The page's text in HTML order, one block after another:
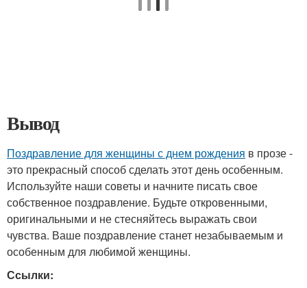
Вывод
Поздравление для женщины с днем рождения в прозе -
это прекрасный способ сделать этот день особенным.
Используйте наши советы и начните писать свое
собственное поздравление. Будьте откровенными,
оригинальными и не стесняйтесь выражать свои
чувства. Ваше поздравление станет незабываемым и
особенным для любимой женщины.
Ссылки: